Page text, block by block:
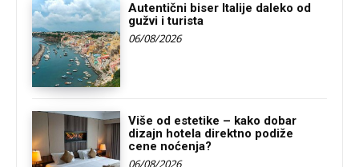
Autentični biser Italije daleko od
gužvi i turista
06/08/2026
Više od estetike – kako dobar
dizajn hotela direktno podiže
cene noćenja?
06/08/2026